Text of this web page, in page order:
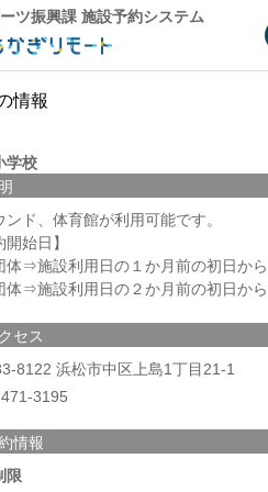
ツ振興課 施設予約システム
情報
学校
ンド、体育館が利用可能です。
開始日】
体⇒施設利用日の１か月前の初日から
体⇒施設利用日の２か月前の初日から
セス
8122 浜松市中区上島1丁目21-1
3195
情報
限